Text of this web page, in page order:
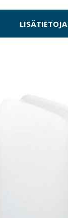
LISÄTIETOJA